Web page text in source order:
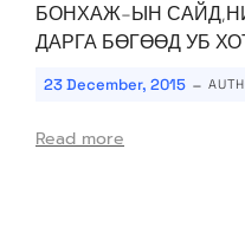
БОНХАЖ-ЫН
ДАРГА БӨГӨӨД УБ
23 December, 2015 -
Read more